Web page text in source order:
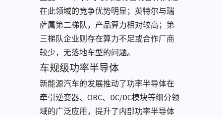
在此领域的竞争优势明显；英特尔与瑞
萨属第⼆梯队，产品算⼒相对较⾼；第
三梯队企业则存在算⼒不⾜或合作⼚商
较少，⽆落地⻋型的问题。
车规级功率半导体
新能源汽车的发展推动了功率半导体在
牵引逆变器、OBC、DC/DC模块等细分领
域的广泛应用，提升了内部功率半导体